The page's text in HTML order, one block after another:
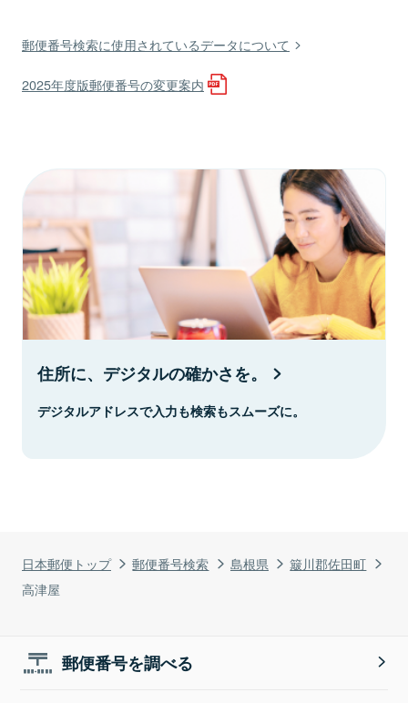
日本郵便トップ 郵便番号検索 島根県
簸川郡佐田町
高津屋
郵便番号検索に使用されているデータについて
2025年度版郵便番号の変更案内
住所に、デジタルの確かさを。
デジタルアドレスで入力も検索もスムーズに。
郵便番号を調べる